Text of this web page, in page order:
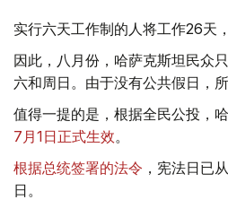
实行六天工作制的人将工作26天
因此，八月份，哈萨克斯坦民众
六和周日。由于没有公共假日，
值得一提的是，根据全民公投，
7月1日正式生效。
根据总统签署的法令 ，宪法日已
日。